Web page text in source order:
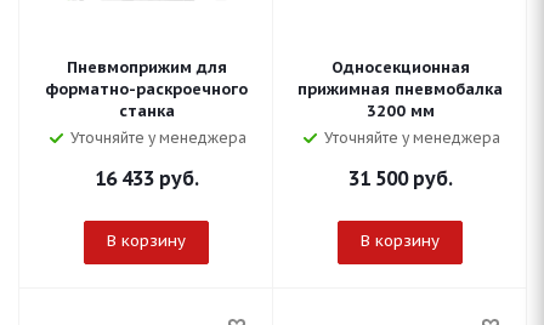
Пневмоприжим для
форматно-раскроечного
станка
Уточняйте у менеджера
16 433руб.
В корзину
Односекционная
прижимная пневмобалка
3200 мм
Уточняйте у менеджера
31 500руб.
В корзину